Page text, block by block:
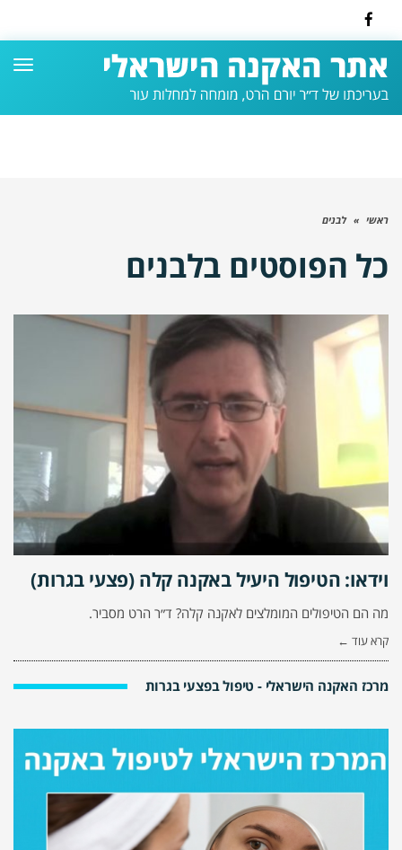
Facebook
ראשי » לבנים
כל הפוסטים בלבנים
וידאו: הטיפול היעיל באקנה קלה (פצעי בגרות)
מה הם הטיפולים המומלצים לאקנה קלה? ד״ר הרט מסביר.
קרא עוד ←
מרכז האקנה הישראלי - טיפול בפצעי בגרות